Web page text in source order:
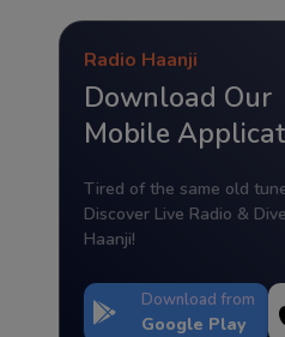
Radio Haanji
Download Our
Mobile
Tired of the same old
Discover Live Radio &
Haanji!
Download from
Google Play